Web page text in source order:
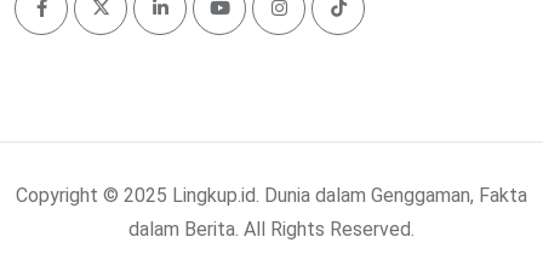
Copyright © 2025 Lingkup.id. Dunia dalam Genggaman, Fakta
dalam Berita. All Rights Reserved.